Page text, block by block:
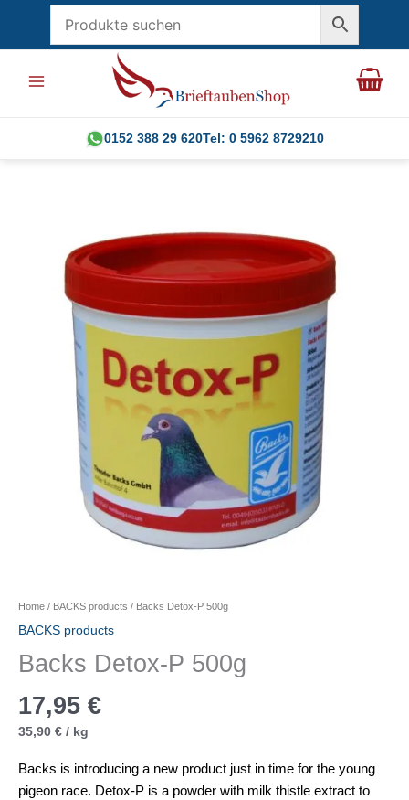
0152 388 29 620Tel: 0 5962 8729210
Home / BACKS products / Backs Detox-P 500g
BACKS products
Backs Detox-P 500g
17,95 €
35,90 € / kg
Backs is introducing a new product just in time for the young
pigeon race. Detox-P is a powder with milk thistle extract to